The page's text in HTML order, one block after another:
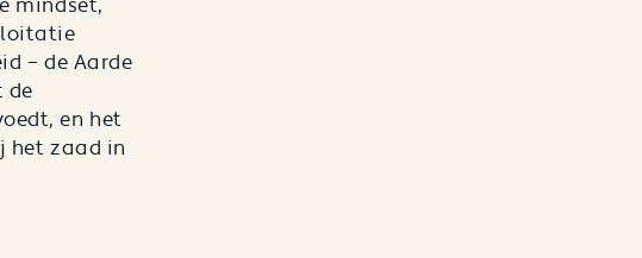
mindset,
– de Aarde
de
en het
het zaad in